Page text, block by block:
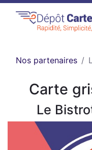
Nos partenaires
Carte
Le